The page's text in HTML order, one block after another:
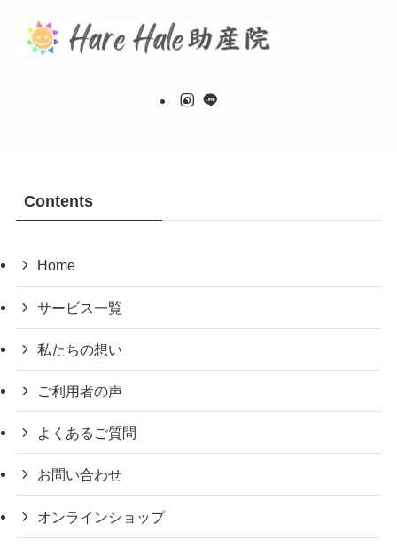
Contents
Home
サービス一覧
私たちの想い
ご利用者の声
よくあるご質問
お問い合わせ
オンラインショップ